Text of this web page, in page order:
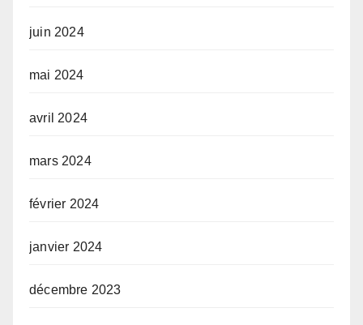
juin 2024
mai 2024
avril 2024
mars 2024
février 2024
janvier 2024
décembre 2023